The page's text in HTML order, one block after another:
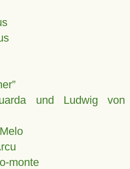
und Ludwig von
monte